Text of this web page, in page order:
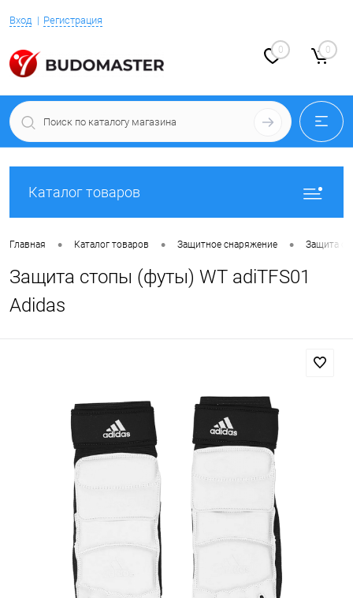
Вход Регистрация
0 0
Каталог товаров
Главная • Каталог товаров • Защитное снаряжение • Защита
Защита стопы (футы) WT adiTFS01
Adidas